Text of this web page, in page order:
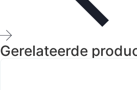
Gerelateerde